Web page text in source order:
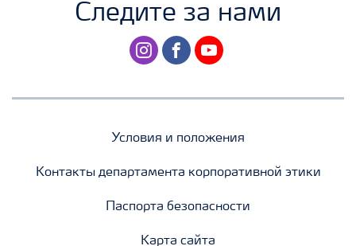
Следите за нами
instagramfacebookyoutube
Условия и положения
Контакты департамента корпоративной этики
Паспорта безопасности
Карта сайта